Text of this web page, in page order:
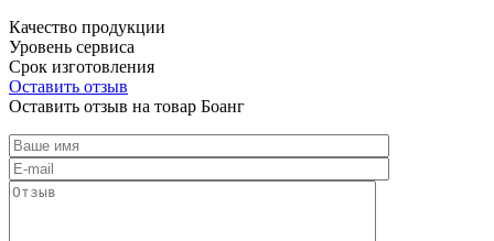
Качество продукции
Уровень сервиса
Срок изготовления
Оставить отзыв
Оставить отзыв на товар Боанг